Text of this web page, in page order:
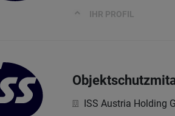
IHR PROFIL
ISS Austria Holding